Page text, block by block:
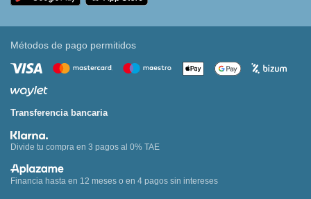
Métodos de pago permitidos
Transferencia bancaria
Divide tu compra en 3 pagos al 0% TAE
Financia hasta en 12 meses o en 4 pagos sin intereses